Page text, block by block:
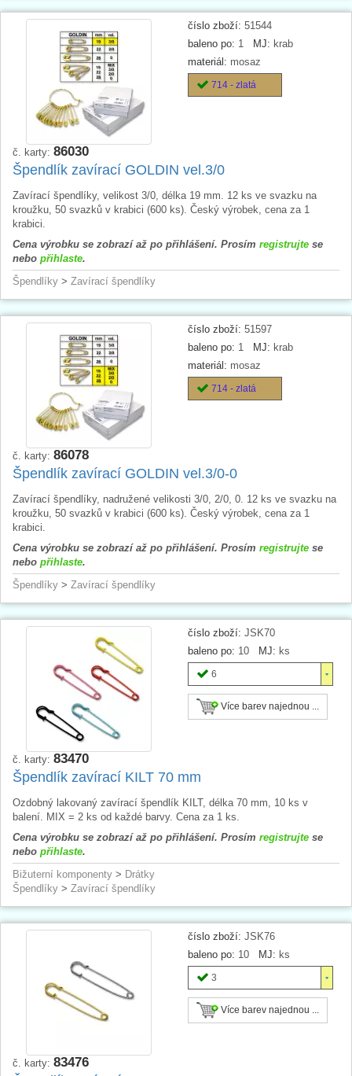
číslo zboží: 51544
baleno po: 1 MJ: krab
materiál: mosaz
714 - zlatá
č. karty: 86030
Špendlík zavírací GOLDIN vel.3/0
Zavírací špendlíky, velikost 3/0, délka 19 mm. 12 ks ve svazku na
kroužku, 50 svazků v krabici (600 ks). Český výrobek, cena za 1
krabici.
Cena výrobku se zobrazí až po přihlášení. Prosím registrujte se
nebo přihlaste.
Špendlíky > Zavírací špendlíky
číslo zboží: 51597
baleno po: 1 MJ: krab
materiál: mosaz
714 - zlatá
č. karty: 86078
Špendlík zavírací GOLDIN vel.3/0-0
Zavírací špendlíky, nadružené velikosti 3/0, 2/0, 0. 12 ks ve svazku na
kroužku, 50 svazků v krabici (600 ks). Český výrobek, cena za 1
krabici.
Cena výrobku se zobrazí až po přihlášení. Prosím registrujte se
nebo přihlaste.
Špendlíky > Zavírací špendlíky
číslo zboží: JSK70
baleno po: 10 MJ: ks
6
Více barev najednou ...
č. karty: 83470
Špendlík zavírací KILT 70 mm
Ozdobný lakovaný zavírací špendlík KILT, délka 70 mm, 10 ks v
balení. MIX = 2 ks od každé barvy. Cena za 1 ks.
Cena výrobku se zobrazí až po přihlášení. Prosím registrujte se
nebo přihlaste.
Bižuterní komponenty > Drátky
Špendlíky > Zavírací špendlíky
číslo zboží: JSK76
baleno po: 10 MJ: ks
3
Více barev najednou ...
č. karty: 83476